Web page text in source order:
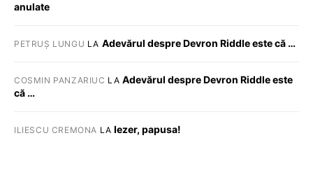
anulate
PETRUȘ LUNGU LA Adevărul despre Devron Riddle este că …
COSMIN PANZARIUC LA Adevărul despre Devron Riddle este
că …
ILIESCU CREMONA LA Iezer, papusa!